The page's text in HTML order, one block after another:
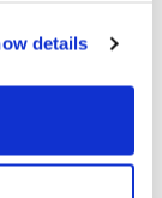
details
der Nähe von
Straße, hat
charmante